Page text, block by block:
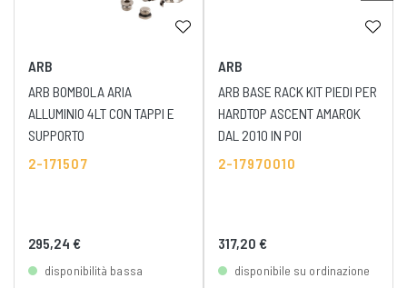
ARB
ARB BOMBOLA ARIA
ALLUMINIO 4LT CON TAPPI E
SUPPORTO
2-171507
295,24 €
disponibilità bassa
ARB
ARB BASE RACK KIT PIEDI PER
HARDTOP ASCENT AMAROK
DAL 2010 IN POI
2-17970010
317,20 €
disponibile su ordinazione